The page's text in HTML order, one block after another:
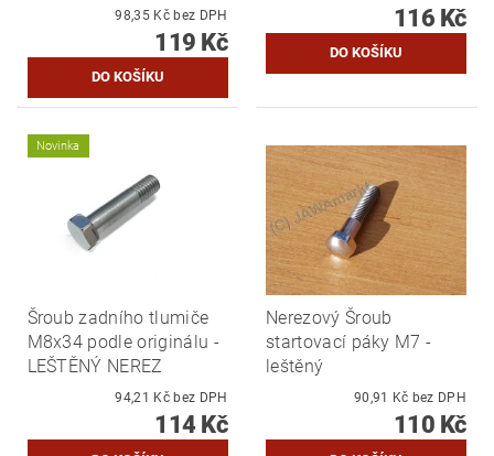
98,35 Kč bez DPH
119 Kč
116 Kč
Novinka
Šroub zadního tlumiče
M8x34 podle originálu -
LEŠTĚNÝ NEREZ
94,21 Kč bez DPH
114 Kč
Nerezový Šroub
startovací páky M7 -
leštěný
90,91 Kč bez DPH
110 Kč